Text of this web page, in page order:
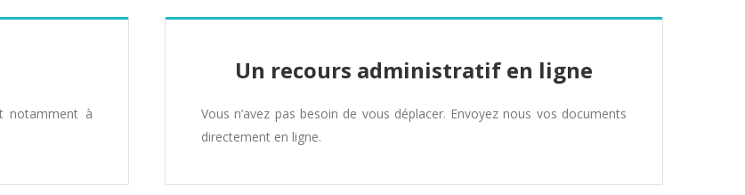
notamment à
Un recours administratif en ligne
Vous n’avez pas besoin de vous déplacer. Envoyez nous vos documents
directement en ligne.